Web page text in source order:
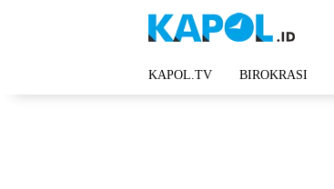
KAPOL.TV BIROKRASI